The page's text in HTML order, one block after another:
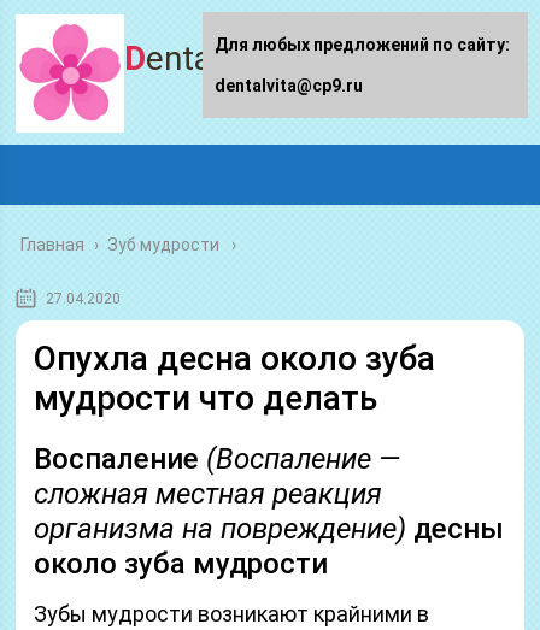
Dentalvita.ru
Главная › Зуб мудрости
27.04.2020
Опухла десна около зуба
мудрости что делать
Воспаление (Воспаление —
сложная местная реакция
организма на повреждение) десны
около зуба мудрости
Зубы мудрости возникают крайними в
Для любых предложений по сайту:
dentalvita@cp9.ru